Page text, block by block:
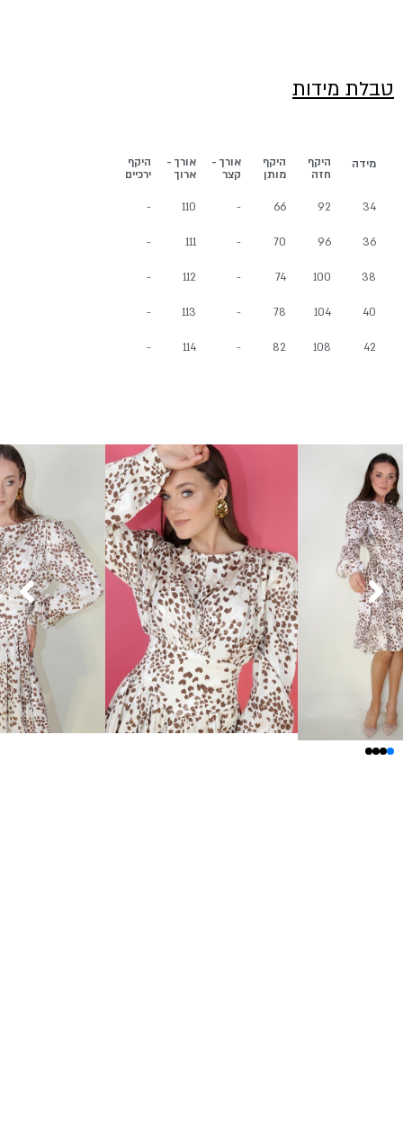
טבלת מידות
מידה
היקף
חזה
היקף
מותן
אורך -
קצר
אורך -
ארוך
היקף
ירכיים
34
92
66
-
110
-
36
96
70
-
111
-
38
100
74
-
112
-
40
104
78
-
113
-
42
108
82
-
114
-